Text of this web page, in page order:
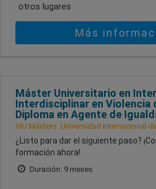
otros lugares
Más
Máster Universitario en
Interdisciplinar en Violencia
Diploma en Agente de
VIU Másters. Universidad Internacional
¿Listo para dar el siguiente paso?
formación ahora!
Duración: 9 meses